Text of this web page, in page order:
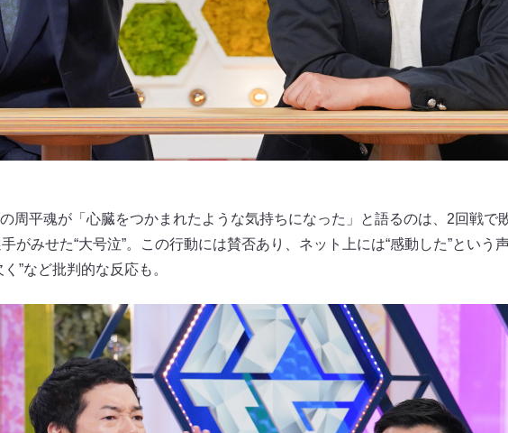
周平魂が「心臓をつかまれたような気持ちになった」と語るのは、2回戦で
がみせた“大号泣”。この行動には賛否あり、ネット上には“感動した”という
”など批判的な反応も。